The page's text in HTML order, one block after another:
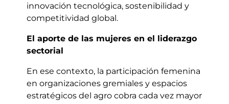
innovación tecnológica, sostenibilidad y
competitividad global.
El aporte de las mujeres en el liderazgo
sectorial
En ese contexto, la participación femenina
en organizaciones gremiales y espacios
estratégicos del agro cobra cada vez mayor